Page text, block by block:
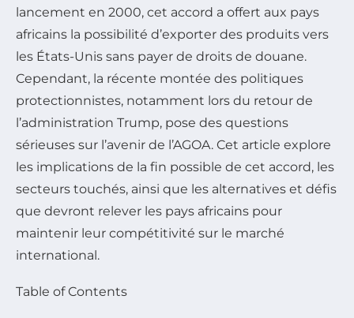
lancement en 2000, cet accord a offert aux pays
africains la possibilité d’exporter des produits vers
les États-Unis sans payer de droits de douane.
Cependant, la récente montée des politiques
protectionnistes, notamment lors du retour de
l’administration Trump, pose des questions
sérieuses sur l’avenir de l’AGOA. Cet article explore
les implications de la fin possible de cet accord, les
secteurs touchés, ainsi que les alternatives et défis
que devront relever les pays africains pour
maintenir leur compétitivité sur le marché
international.
Table of Contents